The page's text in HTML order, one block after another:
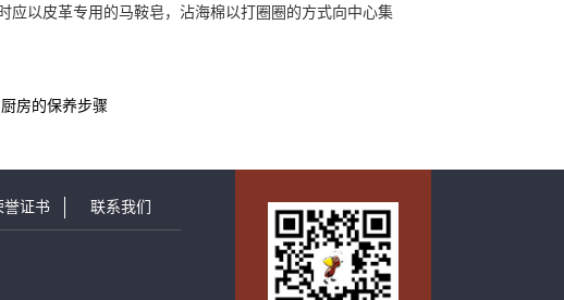
应以皮革专用的马鞍皂，沾海棉以打圈圈的方式向中心集
厨房的保养步骤
誉证书 联系我们